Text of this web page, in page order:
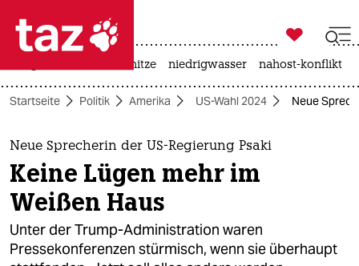
 taz zahl ich
taz zahl ich
themen
politik
öko
gesellschaft

taz zahl ich
hitze niedrigwasser nahost-konflikt
Startseite Politik Amerika US-Wahl 2024 Neue
Neue Sprecherin der US-Regierung Psaki
Keine Lügen mehr im
Weißen Haus
Unter der Trump-Administration waren
Pressekonferenzen stürmisch, wenn sie überhaupt